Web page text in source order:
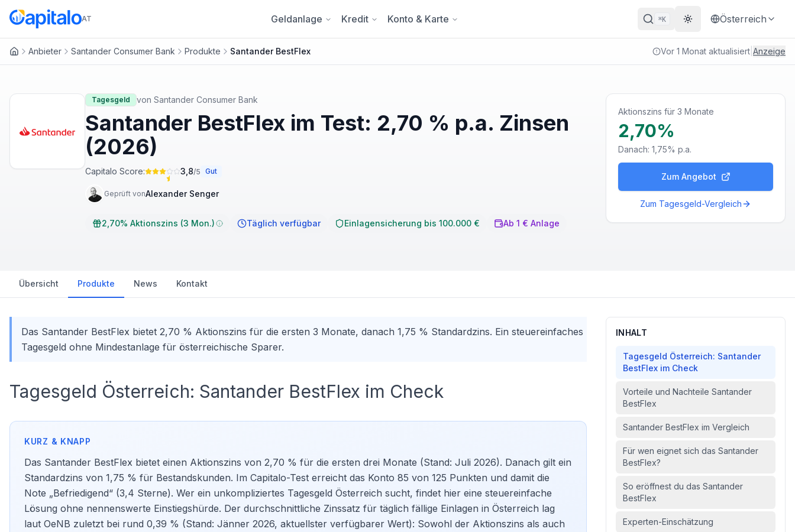
AT Geldanlage Kredit Konto & Karte ⌘K Theme wechseln
Österreich
Anbieter Santander Consumer Bank Produkte Santander BestFlex Vor 1 Monat aktualisiert Anzeige
Tagesgeld von Santander Consumer Bank
Santander BestFlex im Test: 2,70 % p.a. Zinsen
(2026)
Capitalo Score: 3,8/5 Gut
Geprüft vonAlexander Senger
2,70% Aktionszins (3 Mon.) Täglich verfügbar Einlagensicherung bis 100.000 € Ab 1 € Anlage
Aktionszins für 3 Monate
2,70%
Danach: 1,75% p.a.
Zum Angebot
Zum Tagesgeld-Vergleich
Übersicht Produkte News Kontakt
Das Santander BestFlex bietet 2,70 % Aktionszins für die ersten 3 Monate, danach 1,75 % Standardzins. Ein steuereinfaches
Tagesgeld ohne Mindestanlage für österreichische Sparer.
Tagesgeld Österreich: Santander BestFlex im Check
Das Santander BestFlex bietet einen Aktionszins von 2,70 % für die ersten drei Monate (Stand: Juli 2026). Danach gilt ein
Standardzins von 1,75 % für Bestandskunden. Im Capitalo-Test erreicht das Konto 85 von 125 Punkten und damit die
Note „Befriedigend“ (3,4 Sterne). Wer ein unkompliziertes Tagesgeld Österreich sucht, findet hier eine steuereinfache
Lösung ohne nennenswerte Einstiegshürde. Der durchschnittliche Zinssatz für täglich fällige Einlagen in Österreich lag
laut OeNB zuletzt bei rund 0,39 % (Stand: Jänner 2026, aktuellster verfügbarer Wert): Sowohl der Aktionszins als auch
INHALT
Tagesgeld Österreich: Santander
BestFlex im Check
Vorteile und Nachteile Santander
BestFlex
Santander BestFlex im Vergleich
Für wen eignet sich das Santander
BestFlex?
So eröffnest du das Santander
BestFlex
Experten-Einschätzung